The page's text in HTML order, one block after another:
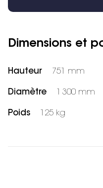
Dimensions et
Hauteur 751 mm
Diamètre 1 300 mm
Poids 125 kg